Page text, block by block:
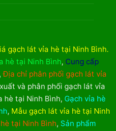
gạch lát vỉa hè tại Ninh Bình.
hè tại Ninh Bình, Cung cấp
,Địa chỉ phân phối gạch lát vỉa
và phân phối gạch lát vỉa
hè tại Ninh Bình, Gạch vỉa hè
, Mẫu gạch lát vỉa hè tại Ninh
tại Ninh Bình, Sản phẩm